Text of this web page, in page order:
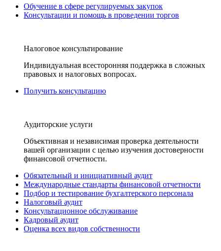
Обучение в сфере регулируемых закупок
Консультации и помощь в проведении торгов
Налоговое консультирование
Индивидуальная всесторонняя поддержка в сложных
правовых и налоговых вопросах.
Получить консультацию
Аудиторские услуги
Объективная и независимая проверка деятельности
вашей организации с целью изучения достоверности
финансовой отчетности.
Обязательный и инициативный аудит
Международные стандарты финансовой отчетности
Подбор и тестирование бухгалтерского персонала
Налоговый аудит
Консультационное обслуживание
Кадровый аудит
Оценка всех видов собственности